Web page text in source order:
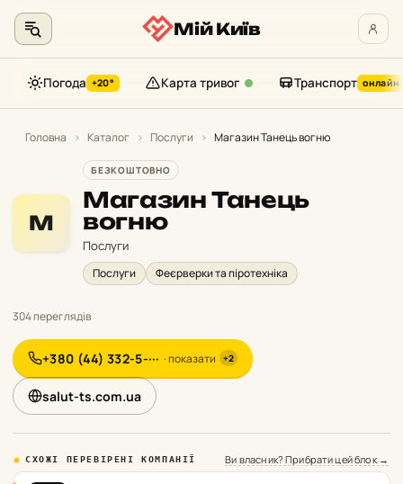
Мій Київ
Погода +20° Карта тривог Транспорт онлайн
Головна › Каталог › Послуги › Магазин Танець вогню
М
БЕЗКОШТОВНО
Магазин Танець
вогню
Послуги
Послуги Феєрверки та піротехніка
304 переглядів
+380 (44) 332-5-··· · показати +2
salut-ts.com.ua
СХОЖІ ПЕРЕВІРЕНІ КОМПАНІЇ Ви власник? Прибрати цей блок →